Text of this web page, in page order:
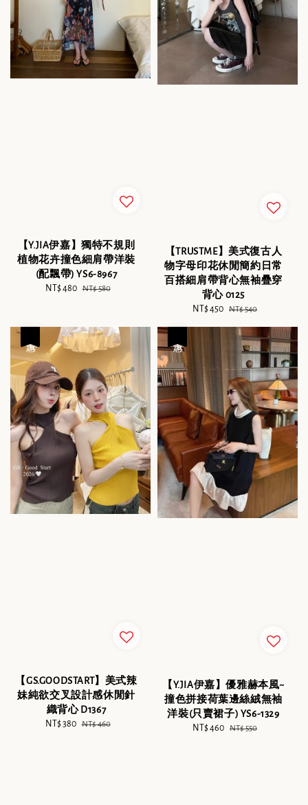
【Y.JIA伊嘉】獨特不規則
植物花卉撞色細肩帶洋裝
(配飄帶) YS6-8967
Sale
NT$ 480 Regular
NT$ 580
【TRUSTME】美式復古人
物字母印花休閒簡約日常
百搭細肩帶背心無袖疊穿
背心 0125
Sale
NT$ 450 Regular
NT$ 540
【GS.GOODSTART】美式辣
妹純欲交叉設計感休閒針
織背心 D1367
Sale
NT$ 380 Regular
NT$ 460
【Y.JIA伊嘉】優雅赫本風~
撞色拼接荷葉邊絲絨無袖
洋裝(只賣裙子) YS6-1329
Sale
NT$ 460 Regular
NT$ 550